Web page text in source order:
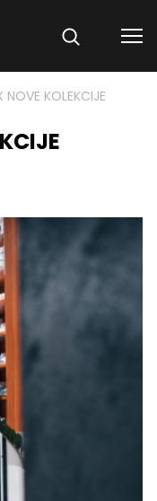
NOVE KOLEKCIJE